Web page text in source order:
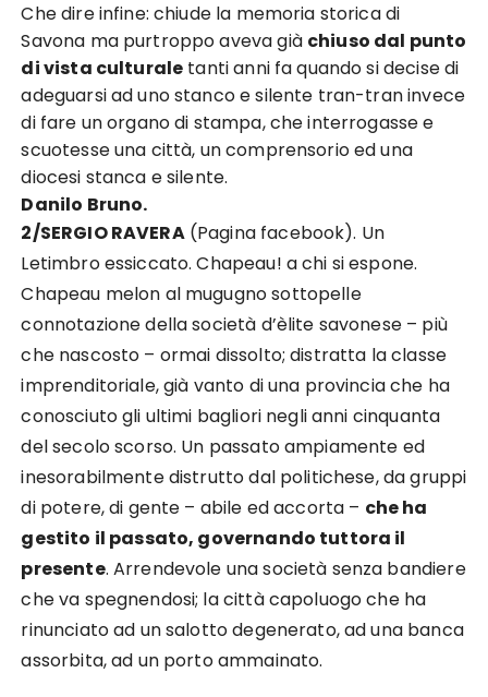
Che dire infine: chiude la memoria storica di
Savona ma purtroppo aveva già chiuso dal punto
di vista culturale tanti anni fa quando si decise di
adeguarsi ad uno stanco e silente tran-tran invece
di fare un organo di stampa, che interrogasse e
scuotesse una città, un comprensorio ed una
diocesi stanca e silente.
Danilo Bruno.
2/SERGIO RAVERA(Pagina facebook). Un
Letimbro essiccato. Chapeau! a chi si espone.
Chapeau melon al mugugno sottopelle
connotazione della società d’èlite savonese – più
che nascosto – ormai dissolto; distratta la classe
imprenditoriale, già vanto di una provincia che ha
conosciuto gli ultimi bagliori negli anni cinquanta
del secolo scorso. Un passato ampiamente ed
inesorabilmente distrutto dal politichese, da gruppi
di potere, di gente – abile ed accorta – che ha
gestito il passato, governando tuttora il
presente. Arrendevole una società senza bandiere
che va spegnendosi; la città capoluogo che ha
rinunciato ad un salotto degenerato, ad una banca
assorbita, ad un porto ammainato.